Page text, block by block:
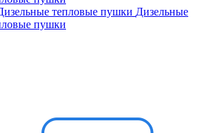
Дизельные
пушки